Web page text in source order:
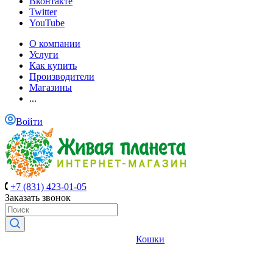
Twitter
YouTube
О компании
Услуги
Как купить
Производители
Магазины
...
Войти
+7 (831) 423-01-05
Заказать звонок
Кошки